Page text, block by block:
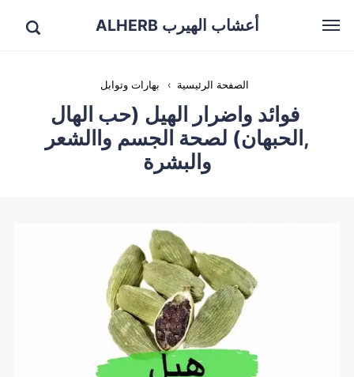
أعشاب الهيرب ALHERB
الصفحة الرئيسية › بهارات وتوابل
فوائد واضرار الهيل (حب الهال
,الحبهان) لصحة الجسم واالشعر
والبشرة